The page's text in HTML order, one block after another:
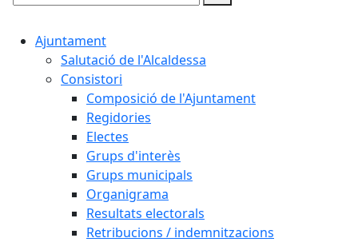
Cercar:
Ajuntament
Salutació de l'Alcaldessa
Consistori
Composició de l'Ajuntament
Regidories
Electes
Grups d'interès
Grups municipals
Organigrama
Resultats electorals
Retribucions / indemnitzacions